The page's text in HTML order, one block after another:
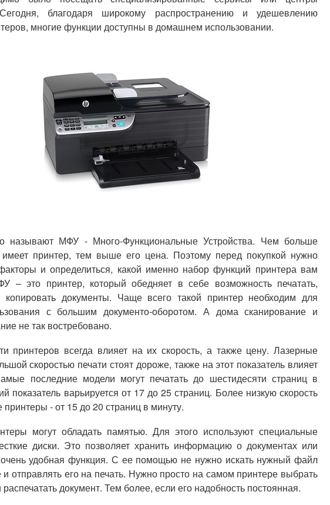
благодаря широкому распространению и удешевлению
многие функции доступны в домашнем использовании.
называют МФУ - Много-Функциональные Устройства. Чем больше
имеет принтер, тем выше его цена. Поэтому перед покупкой нужно
и определиться, какой именно набор функций принтера вам
– это принтер, который обедняет в себе возможность печатать,
копировать документы. Чаще всего такой принтер необходим для
с большим документо-оборотом. А дома сканирование и
не так востребовано.
принтеров всегда влияет на их скорость, а также цену. Лазерные
скоростью печати стоят дороже, также на этот показатель влияет
последние модели могут печатать до шестидесяти страниц в
показатель варьируется от 17 до 25 страниц. Более низкую скорость
- от 15 до 20 страниц в минуту.
могут обладать памятью. Для этого используют специальные
диски. Это позволяет хранить информацию о документах или
удобная функция. С ее помощью не нужно искать нужный файл
отправлять его на печать. Нужно просто на самом принтере выбрать
документ. Тем более, если его надобность постоянная.